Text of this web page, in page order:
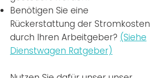
Benötigen Sie eine
Rückerstattung der Stromkosten
durch Ihren Arbeitgeber? (Siehe
Dienstwagen Ratgeber)